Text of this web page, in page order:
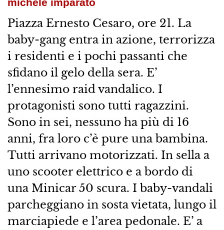
Piazza Ernesto Cesaro, ore 21. La
baby-gang entra in azione, terrorizza
i residenti e i pochi passanti che
sfidano il gelo della sera. E’
l’ennesimo raid vandalico. I
protagonisti sono tutti ragazzini.
Sono in sei, nessuno ha più di 16
anni, fra loro c’è pure una bambina.
Tutti arrivano motorizzati. In sella a
uno scooter elettrico e a bordo di
una Minicar 50 scura. I baby-vandali
parcheggiano in sosta vietata, lungo il
marciapiede e l’area pedonale. E’ a